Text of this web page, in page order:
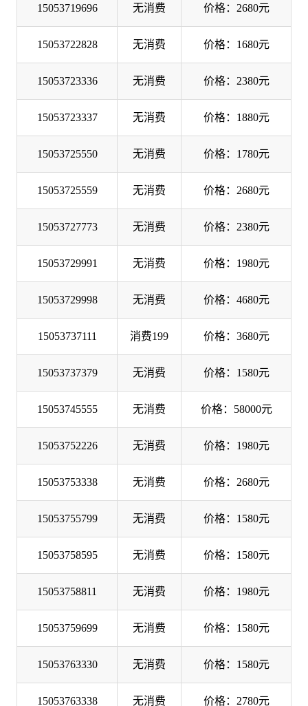
15053719696 无消费 价格：2680元
15053722828 无消费 价格：1680元
15053723336 无消费 价格：2380元
15053723337 无消费 价格：1880元
15053725550 无消费 价格：1780元
15053725559 无消费 价格：2680元
15053727773 无消费 价格：2380元
15053729991 无消费 价格：1980元
15053729998 无消费 价格：4680元
15053737111 消费199 价格：3680元
15053737379 无消费 价格：1580元
15053745555 无消费 价格：58000元
15053752226 无消费 价格：1980元
15053753338 无消费 价格：2680元
15053755799 无消费 价格：1580元
15053758595 无消费 价格：1580元
15053758811 无消费 价格：1980元
15053759699 无消费 价格：1580元
15053763330 无消费 价格：1580元
15053763338 无消费 价格：2780元